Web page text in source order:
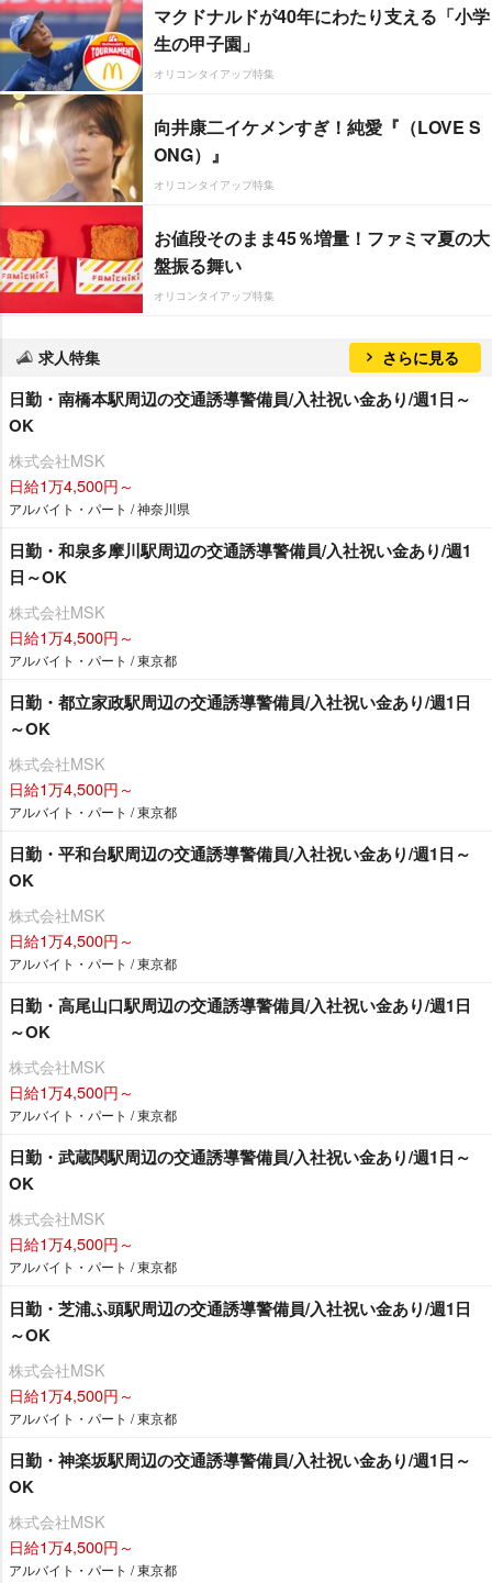
マクドナルドが40年にわたり支える「小学
生の甲子園」
オリコンタイアップ特集
向井康二イケメンすぎ！純愛『（LOVE S
ONG）』
オリコンタイアップ特集
お値段そのまま45％増量！ファミマ夏の大
盤振る舞い
オリコンタイアップ特集
求人特集 さらに見る
日勤・南橋本駅周辺の交通誘導警備員/入社祝い金あり/週1日～
OK
株式会社MSK
日給1万4,500円～
アルバイト・パート / 神奈川県
日勤・和泉多摩川駅周辺の交通誘導警備員/入社祝い金あり/週1
日～OK
株式会社MSK
日給1万4,500円～
アルバイト・パート / 東京都
日勤・都立家政駅周辺の交通誘導警備員/入社祝い金あり/週1日
～OK
株式会社MSK
日給1万4,500円～
アルバイト・パート / 東京都
日勤・平和台駅周辺の交通誘導警備員/入社祝い金あり/週1日～
OK
株式会社MSK
日給1万4,500円～
アルバイト・パート / 東京都
日勤・高尾山口駅周辺の交通誘導警備員/入社祝い金あり/週1日
～OK
株式会社MSK
日給1万4,500円～
アルバイト・パート / 東京都
日勤・武蔵関駅周辺の交通誘導警備員/入社祝い金あり/週1日～
OK
株式会社MSK
日給1万4,500円～
アルバイト・パート / 東京都
日勤・芝浦ふ頭駅周辺の交通誘導警備員/入社祝い金あり/週1日
～OK
株式会社MSK
日給1万4,500円～
アルバイト・パート / 東京都
日勤・神楽坂駅周辺の交通誘導警備員/入社祝い金あり/週1日～
OK
株式会社MSK
日給1万4,500円～
アルバイト・パート / 東京都